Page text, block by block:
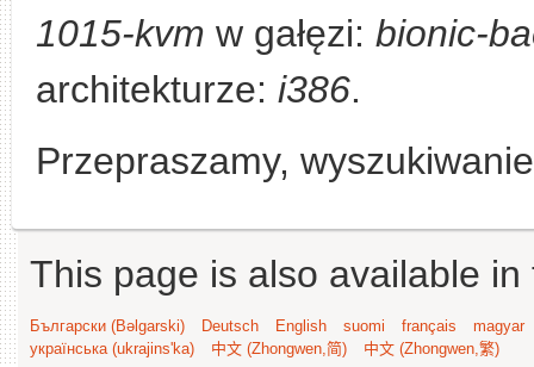
1015-kvm w gałęzi: bionic-
architekturze: i386.
Przepraszamy,
This page is also available
Български (Bəlgarski) Deutsch English suomi français
magyar
українська (ukrajins'ka)
中文 (Zhongwen,简) 中文 (Zhongwen,繁)